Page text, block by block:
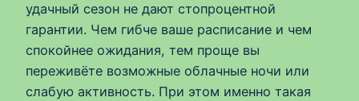
удачный сезон не дают стопроцентной
гарантии. Чем гибче ваше расписание и чем
спокойнее ожидания, тем проще вы
переживёте возможные облачные ночи или
слабую активность. При этом именно такая